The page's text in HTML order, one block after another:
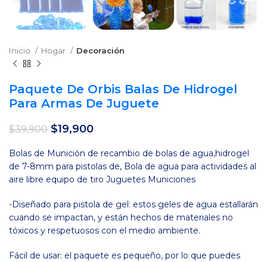
Inicio Hogar Decoración
Paquete De Orbis Balas De Hidrogel
Para Armas De Juguete
$39,900 El
original
era:
$39,900.
$19,900El
actual
es:
$19,900.
Bolas de Munición de recambio de bolas de agua,hidrogel
de 7-8mm para pistolas de, Bola de agua para actividades al
aire libre equipo de tiro Juguetes Municiones
-Diseñado para pistola de gel: estos geles de agua estallarán
cuando se impactan, y están hechos de materiales no
tóxicos y respetuosos con el medio ambiente.
Fácil de usar: el paquete es pequeño, por lo que puedes